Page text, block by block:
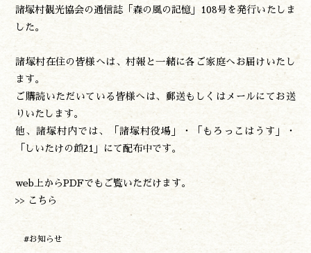
諸塚村観光協会の通信誌「森の風の記憶」108号を発行いたしま
した。
諸塚村在住の皆様へは、村報と一緒に各ご家庭へお届けいたし
ます。
ご購読いただいている皆様へは、郵送もしくはメールにてお送
りいたします。
他、諸塚村内では、「諸塚村役場」・「もろっこはうす」・
「しいたけの館21」にて配布中です。
web上からPDFでもご覧いただけます。
>> こちら
#お知らせ
やま学校
紅葉情報
神楽情報
アクセス
お問い合わせ
諸塚村観光協会について
プライバシーポリシー
0982-65-0178